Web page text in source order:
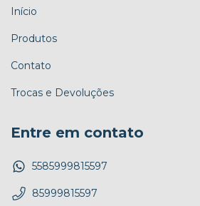
Início
Produtos
Contato
Trocas e Devoluções
Entre em contato
5585999815597
85999815597